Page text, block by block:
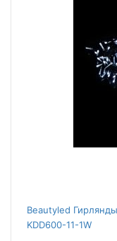
Beautyled
KDD600-11-1W